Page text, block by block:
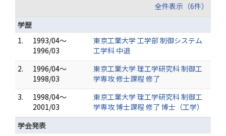
全件表示（6件）
学歴
1.
1993/04～
1996/03
東京工業大学 工学部 制御システム
工学科 中退
2.
1996/04～
1998/03
東京工業大学 理工学研究科 制御工
学専攻 修士課程 修了
3.
1998/04～
2001/03
東京工業大学 理工学研究科 制御工
学専攻 博士課程 修了 博士（工学）
学会発表